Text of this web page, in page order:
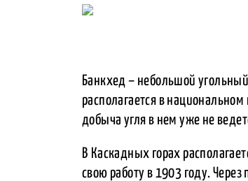
Банкхед – небольшой
располагается в
добыча угля в нем уже не
В Каскадных горах
свою работу в 1903 году.